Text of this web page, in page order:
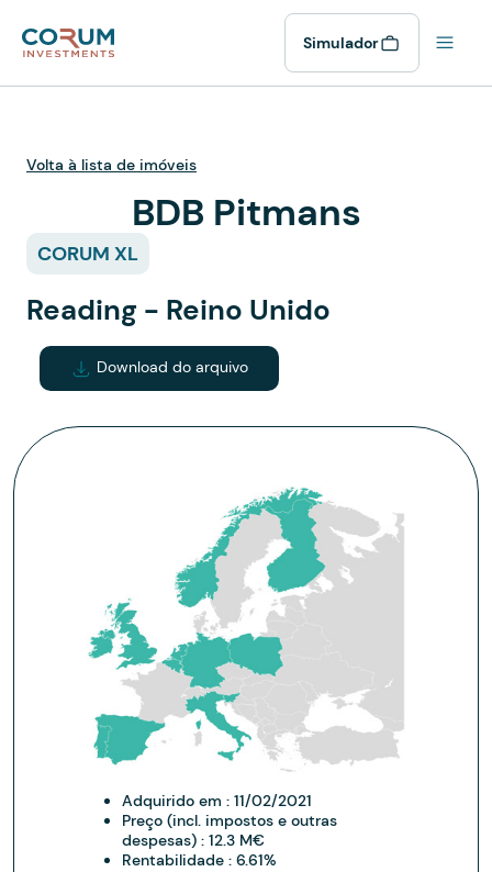
Simulador
Volta à lista de imóveis
BDB Pitmans
CORUM XL
Reading - Reino Unido
Download do arquivo
Adquirido em :11/02/2021
Preço (incl. impostos e outras
despesas) :12.3 M€
Rentabilidade :6.61%